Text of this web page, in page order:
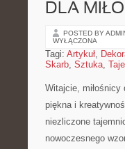
DLA
POSTED BY
WYŁĄCZONA
Tagi: Artykuł,
Skarb, Sztuka,
Witajcie,
piękna i
niezliczone
nowoczesnego